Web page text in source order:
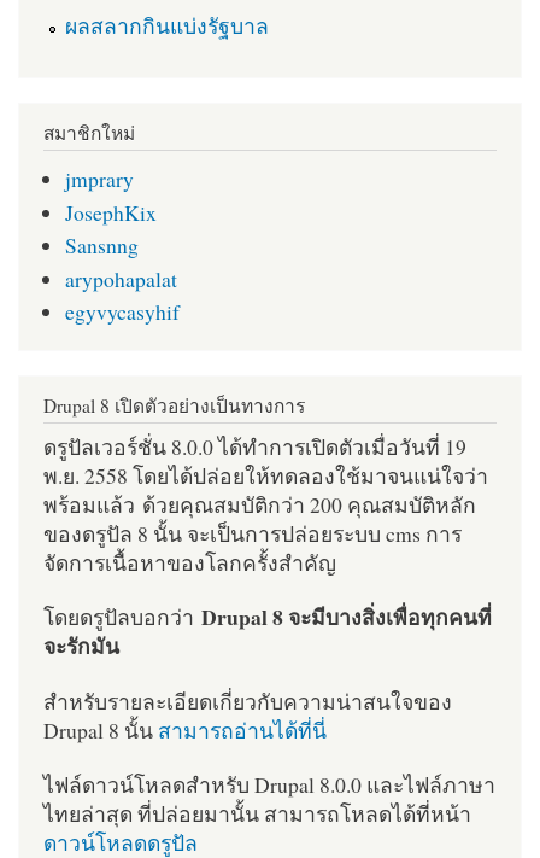
ผลสลากกินแบ่งรัฐบาล
สมาชิกใหม่
jmprary
JosephKix
Sansnng
arypohapalat
egyvycasyhif
Drupal 8 เปิดตัวอย่างเป็นทางการ
ดรูปัลเวอร์ชั่น 8.0.0 ได้ทำการเปิดตัวเมื่อวันที่ 19
พ.ย. 2558 โดยได้ปล่อยให้ทดลองใช้มาจนแน่ใจว่า
พร้อมแล้ว ด้วยคุณสมบัติกว่า 200 คุณสมบัติหลัก
ของดรูปัล 8 นั้น จะเป็นการปล่อยระบบ cms การ
จัดการเนื้อหาของโลกครั้งสำคัญ
โดยดรูปัลบอกว่า Drupal 8 จะมีบางสิ่งเพื่อทุกคนที่
จะรักมัน
สำหรับรายละเอียดเกี่ยวกับความน่าสนใจของ
Drupal 8 นั้น สามารถอ่านได้ที่นี่
ไฟล์ดาวน์โหลดสำหรับ Drupal 8.0.0 และไฟล์ภาษา
ไทยล่าสุด ที่ปล่อยมานั้น สามารถโหลดได้ที่หน้า
ดาวน์โหลดดรูปัล